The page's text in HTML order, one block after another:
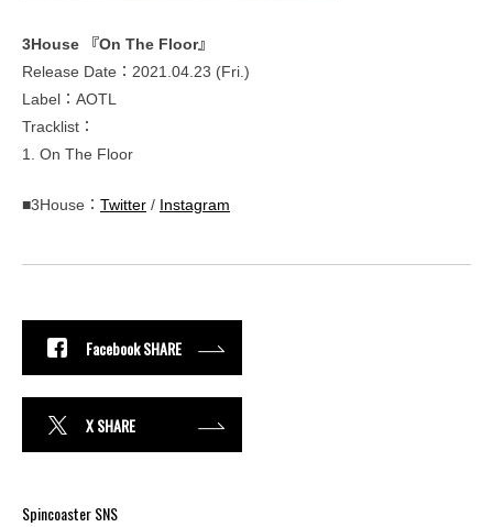
3House 『On The Floor』
Release Date：2021.04.23 (Fri.)
Label：AOTL
Tracklist：
1. On The Floor
■3House： Twitter / Instagram
Facebook SHARE
X SHARE
Spincoaster SNS